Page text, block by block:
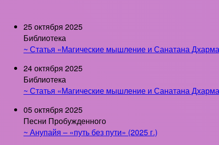
25 октября 2025
Библиотека
~ Статья «Магические мышление и Санатана
24 октября 2025
Библиотека
~ Статья «Магические мышление и Санатана
05 октября 2025
Песни Пробужденного
~ Анупайя – «путь без пути» (2025 г.)